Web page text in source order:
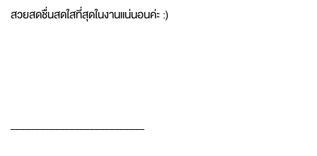
สวยสดชื่นสดใสที่สุดในงานแน่นอนค่ะ :)
___________________________